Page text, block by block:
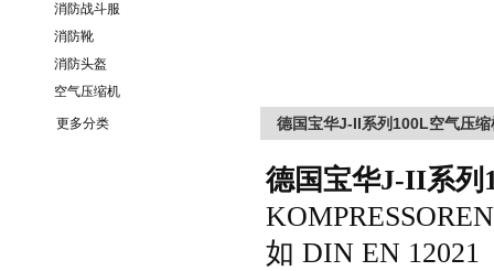
消防战斗服
消防靴
消防头盔
空气压缩机
更多分类 德国宝华J-II系列100L空气压缩
德国宝华J-II系列
如 DIN EN 12021